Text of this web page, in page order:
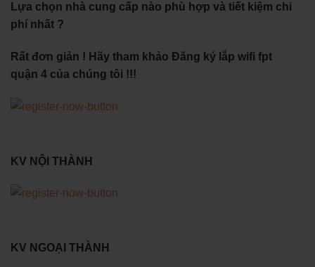
Lựa chọn nhà cung cấp nào phù hợp và tiết kiệm chi
phí nhất ?
Rất đơn giản ! Hãy tham khảo Đăng ký lắp wifi fpt
quận 4 của chúng tôi !!!
KV NỘI THÀNH
KV NGOẠI THÀNH